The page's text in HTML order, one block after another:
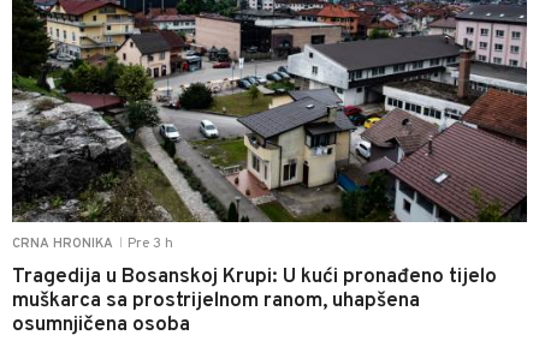
CRNA HRONIKA Pre 3 h
Tragedija u Bosanskoj Krupi: U kući pronađeno tijelo
muškarca sa prostrijelnom ranom, uhapšena
osumnjičena osoba